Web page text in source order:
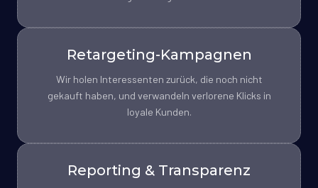
Retargeting-Kampagnen
Wir holen Interessenten zurück, die noch nicht
gekauft haben, und verwandeln verlorene Klicks in
loyale Kunden.
Reporting & Transparenz